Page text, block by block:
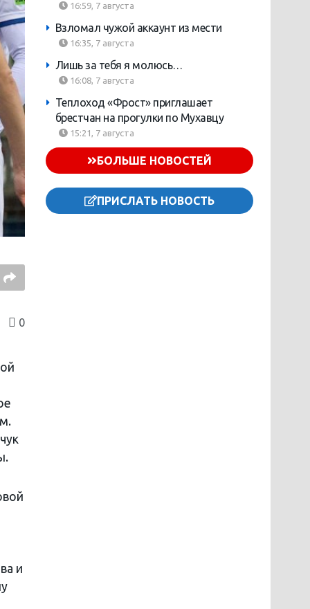
0
и
16:59, 7 августа
Взломал чужой аккаунт из мести
16:35, 7 августа
Лишь за тебя я молюсь…
16:08, 7 августа
Теплоход «Фрост» приглашает
брестчан на прогулки по Мухавцу
15:21, 7 августа
БОЛЬШЕ НОВОСТЕЙ
ПРИСЛАТЬ НОВОСТЬ